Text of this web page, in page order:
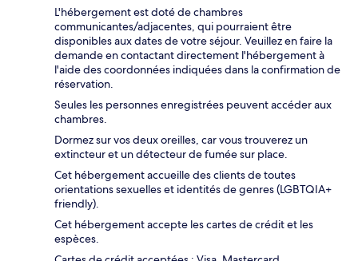
L'hébergement est doté de chambres
communicantes/adjacentes, qui pourraient être
disponibles aux dates de votre séjour. Veuillez en faire la
demande en contactant directement l'hébergement à
l'aide des coordonnées indiquées dans la confirmation de
réservation.
Seules les personnes enregistrées peuvent accéder aux
chambres.
Dormez sur vos deux oreilles, car vous trouverez un
extincteur et un détecteur de fumée sur place.
Cet hébergement accueille des clients de toutes
orientations sexuelles et identités de genres (LGBTQIA+
friendly).
Cet hébergement accepte les cartes de crédit et les
espèces.